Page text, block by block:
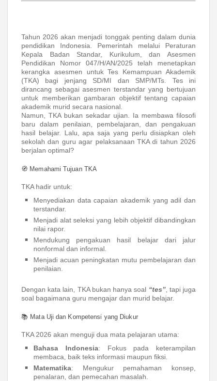
Tahun 2026 akan menjadi tonggak penting dalam dunia
pendidikan Indonesia. Pemerintah melalui Peraturan
Kepala Badan Standar, Kurikulum, dan Asesmen
Pendidikan Nomor 047/H/AN/2025 telah menetapkan
kerangka asesmen untuk Tes Kemampuan Akademik
(TKA) bagi jenjang SD/MI dan SMP/MTs. Tes ini
dirancang sebagai asesmen terstandar yang bertujuan
untuk memberikan gambaran objektif tentang capaian
akademik murid secara nasional.
Namun, TKA bukan sekadar ujian. Ia membawa filosofi
baru dalam penilaian, pembelajaran, dan pengakuan
hasil belajar. Lalu, apa saja yang perlu disiapkan oleh
sekolah dan guru agar pelaksanaan TKA di tahun 2026
berjalan optimal?
🧭 Memahami Tujuan TKA
TKA hadir untuk:
Menyediakan data capaian akademik yang adil dan
terstandar.
Menjadi alat seleksi yang lebih objektif dibandingkan
nilai rapor.
Mendukung pengakuan hasil belajar dari jalur
nonformal dan informal.
Menjadi acuan peningkatan mutu pembelajaran dan
penilaian.
Dengan kata lain, TKA bukan hanya soal “tes”, tapi juga
soal bagaimana guru mengajar dan murid belajar.
📚 Mata Uji dan Kompetensi yang Diukur
TKA 2026 akan menguji dua mata pelajaran utama:
Bahasa Indonesia: Fokus pada keterampilan
membaca, baik teks informasi maupun fiksi.
Matematika: Mengukur pemahaman konsep,
penalaran, dan pemecahan masalah.